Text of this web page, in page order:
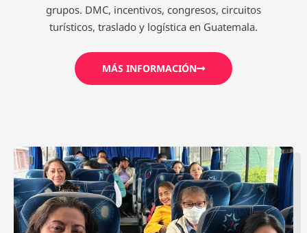
grupos. DMC, incentivos, congresos, circuitos
turísticos, traslado y logística en Guatemala.
MÁS INFORMACIÓN